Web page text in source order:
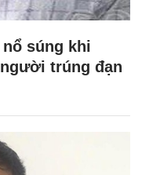
súng khi
trúng đạn